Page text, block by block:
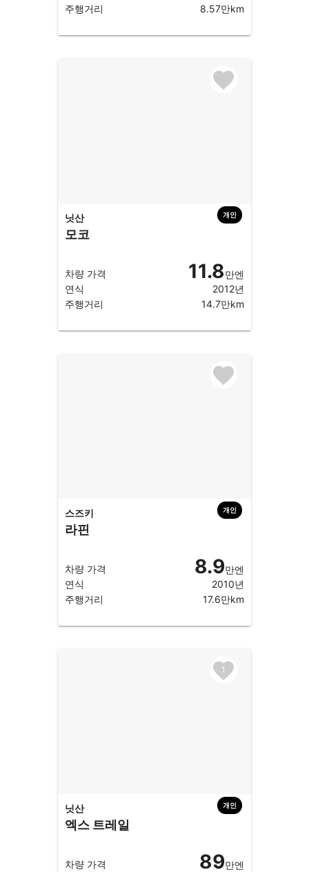
주행거리
8.57만km
닛산
모코
차량 가격 11.8만엔
연식
2012년
주행거리
14.7만km
개인
스즈키
라핀
차량 가격 8.9만엔
연식
2010년
주행거리
17.6만km
개인
닛산
엑스 트레일
차량 가격 89만엔
1
개인